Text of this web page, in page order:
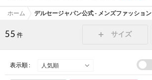
ホーム デルセージャパン公式 - メンズファッション
55 件 サイズ
表示順 :